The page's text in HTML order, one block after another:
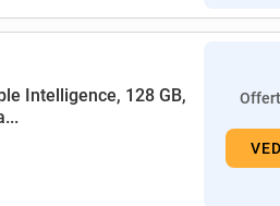
Intelligence, 128 GB,